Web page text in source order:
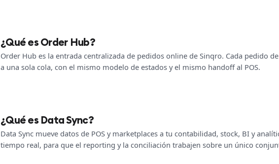
¿Qué es Order Hub?
Order Hub es la entrada centralizada de pedidos online de Sinqro. Cada pedido
a una sola cola, con el mismo modelo de estados y el mismo handoff al POS.
¿Qué es Data Sync?
Data Sync mueve datos de POS y marketplaces a tu contabilidad, stock, BI y
tiempo real, para que el reporting y la conciliación trabajen sobre un único